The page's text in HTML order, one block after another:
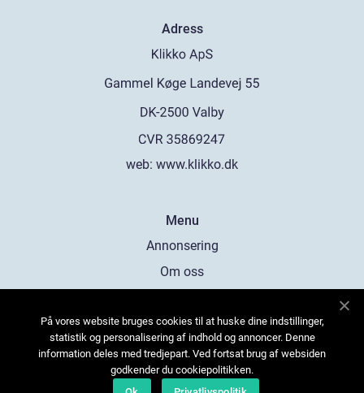
Adress
web: www.klikko.dk
Menu
Annonsering
Om oss
Kontakta oss
Sitemap
På vores website bruges cookies til at huske dine indstillinger,
statistik og personalisering af indhold og annoncer. Denne
information deles med tredjepart. Ved fortsat brug af websiden
godkender du cookiepolitikken.